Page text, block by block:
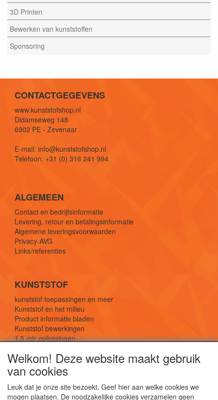
3D Printen
Bewerken van kunststoffen
Sponsoring
CONTACTGEGEVENS
www.kunststofshop.nl
Didamseweg 148
6902 PE - Zevenaar
E-mail: info@kunststofshop.nl
Telefoon: +31 (0) 316 241 994
ALGEMEEN
Contact en bedrijfsinformatie
Levering, retour en betalingsinformatie
Algemene leveringsvoorwaarden
Privacy-AVG
Links/referenties
KUNSTSTOF
kunststof toepassingen en meer
Kunststof en het milieu
Product informatie bladen
Kunststof bewerkingen
1,5 mtr oplossingen
SOCIALE MEDIA
Welkom! Deze website maakt gebruik
van cookies
Leuk dat je onze site bezoekt. Geef hier aan welke cookies we
mogen plaatsen. De noodzakelijke cookies verzamelen geen